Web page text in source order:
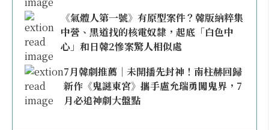
《氣體人第一號》有原型案件？韓版納粹集
中營、黑道找的核電奴隸，起底「白色中
心」和日韓2慘案驚人相似處
7月韓劇推薦｜未開播先封神！南柱赫回歸
新作《鬼謎東宮》攜手盧允瑞勇闖鬼界，7
月必追神劇大盤點